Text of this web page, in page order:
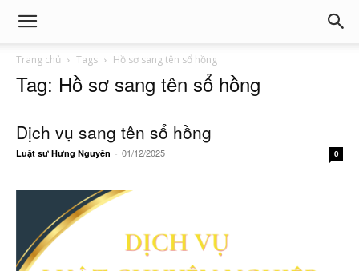
Trang chủ Tags Hồ sơ sang tên sổ hồng
Tag: Hồ sơ sang tên sổ hồng
Dịch vụ sang tên sổ hồng
Luật sư Hưng Nguyên - 01/12/2025 0